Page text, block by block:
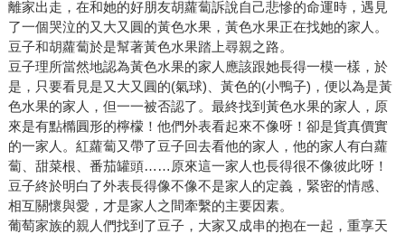
離家出走，在和她的好朋友胡蘿蔔訴說自己悲慘的命運時，遇見
了一個哭泣的又大又圓的黃色水果，黃色水果正在找她的家人。
豆子和胡蘿蔔於是幫著黃色水果踏上尋親之路。
豆子理所當然地認為黃色水果的家人應該跟她長得一模一樣，於
是，只要看見是又大又圓的(氣球)、黃色的(小鴨子)，便以為是黃
色水果的家人，但一一被否認了。最終找到黃色水果的家人，原
來是有點橢圓形的檸檬！他們外表看起來不像呀！卻是貨真價實
的一家人。紅蘿蔔又帶了豆子回去看他的家人，他的家人有白蘿
蔔、甜菜根、番茄罐頭……原來這一家人也長得很不像彼此呀！
豆子終於明白了外表長得像不像不是家人的定義，緊密的情感、
相互關懷與愛，才是家人之間牽繫的主要因素。
葡萄家族的親人們找到了豆子，大家又成串的抱在一起，重享天